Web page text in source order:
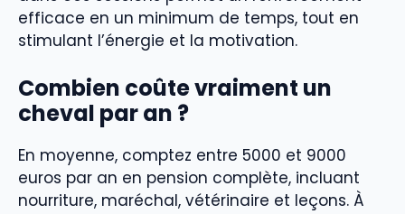
efficace en un minimum de temps, tout en
stimulant l’énergie et la motivation.
Combien coûte vraiment un
cheval par an ?
En moyenne, comptez entre 5000 et 9000
euros par an en pension complète, incluant
nourriture, maréchal, vétérinaire et leçons. À